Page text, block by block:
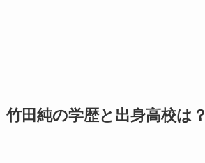
竹田純の学歴と出身高校は？